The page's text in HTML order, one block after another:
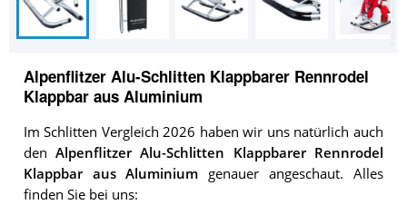
Alpenflitzer Alu-Schlitten Klappbarer Rennrodel
Klappbar aus Aluminium
Im Schlitten Vergleich 2026 haben wir uns natürlich auch
den Alpenflitzer Alu-Schlitten Klappbarer Rennrodel
Klappbar aus Aluminium genauer angeschaut. Alles
finden Sie bei uns: